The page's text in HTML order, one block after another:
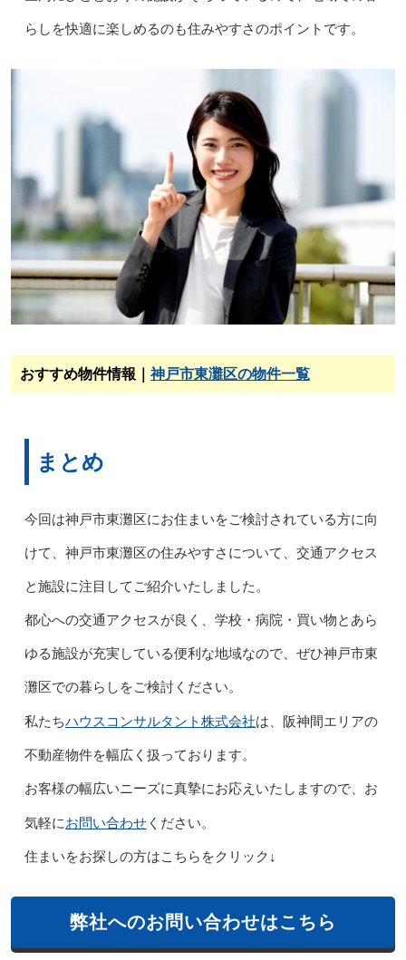
らしを快適に楽しめるのも住みやすさのポイントです。
おすすめ物件情報｜神戸市東灘区の物件一覧
まとめ
今回は神戸市東灘区にお住まいをご検討されている方に向
けて、神戸市東灘区の住みやすさについて、交通アクセス
と施設に注目してご紹介いたしました。
都心への交通アクセスが良く、学校・病院・買い物とあら
ゆる施設が充実している便利な地域なので、ぜひ神戸市東
灘区での暮らしをご検討ください。
私たちハウスコンサルタント株式会社は、阪神間エリアの
不動産物件を幅広く扱っております。
お客様の幅広いニーズに真摯にお応えいたしますので、お
気軽にお問い合わせください。
住まいをお探しの方はこちらをクリック↓
弊社へのお問い合わせはこちら